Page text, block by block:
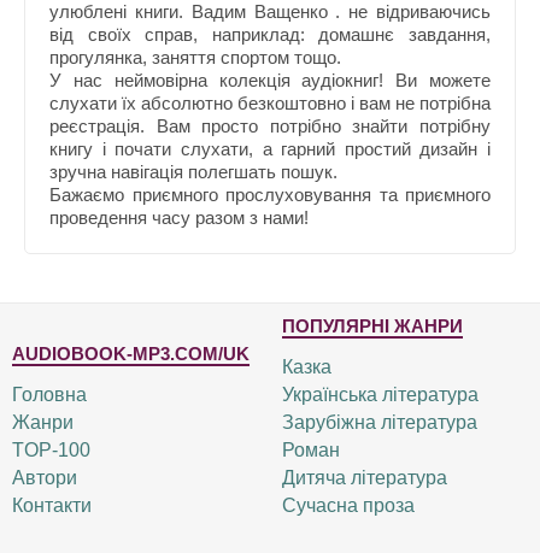
улюблені книги. Вадим Ващенко . не відриваючись
від своїх справ, наприклад: домашнє завдання,
прогулянка, заняття спортом тощо.
У нас неймовірна колекція аудіокниг! Ви можете
слухати їх абсолютно безкоштовно і вам не потрібна
реєстрація. Вам просто потрібно знайти потрібну
книгу і почати слухати, а гарний простий дизайн і
зручна навігація полегшать пошук.
Бажаємо приємного прослуховування та приємного
проведення часу разом з нами!
AUDIOBOOK-MP3.COM/UK
Головна
Жанри
TOP-100
Автори
Контакти
ПОПУЛЯРНІ ЖАНРИ
Казка
Українська література
Зарубіжна література
Роман
Дитяча література
Сучасна проза